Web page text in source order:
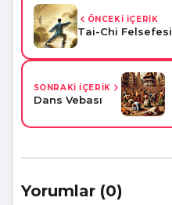
ÖNCEKİ İÇERİK
Tai-Chi Felsefesi
SONRAKİ İÇERİK
Dans Vebası
Yorumlar (0)